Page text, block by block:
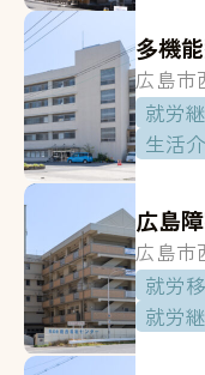
多機
広島市
就労
生活
広島
広島市
就労
就労